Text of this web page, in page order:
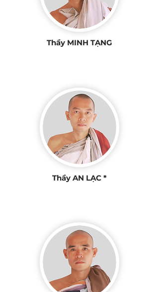
Thầy MINH TẠNG
Thầy AN LẠC *